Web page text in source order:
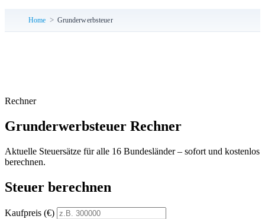
Home Grunderwerbsteuer
Rechner
Grunderwerbsteuer Rechner
Aktuelle Steuersätze für alle 16 Bundesländer – sofort und kostenlos
berechnen.
Steuer berechnen
Kaufpreis (€)